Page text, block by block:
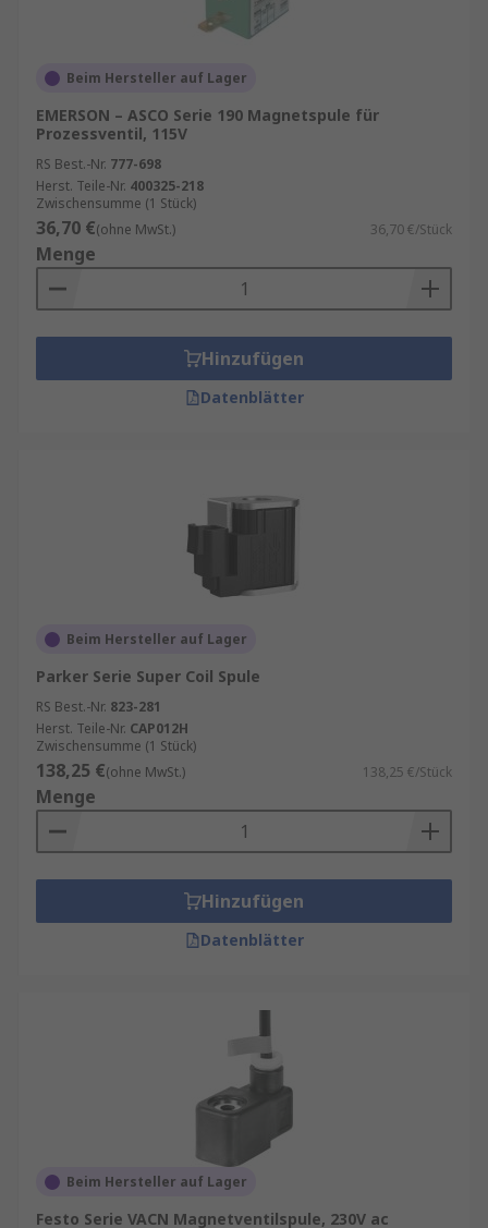
Beim Hersteller auf Lager
EMERSON – ASCO Serie 190 Magnetspule für
Prozessventil, 115V
RS Best.-Nr. 777-698
Herst. Teile-Nr. 400325-218
Zwischensumme (1 Stück)
36,70 €(ohne MwSt.) 36,70 €/Stück
Menge
Hinzufügen
Datenblätter
Beim Hersteller auf Lager
Parker Serie Super Coil Spule
RS Best.-Nr. 823-281
Herst. Teile-Nr. CAP012H
Zwischensumme (1 Stück)
138,25 €(ohne MwSt.) 138,25 €/Stück
Menge
Hinzufügen
Datenblätter
Beim Hersteller auf Lager
Festo Serie VACN Magnetventilspule, 230V ac